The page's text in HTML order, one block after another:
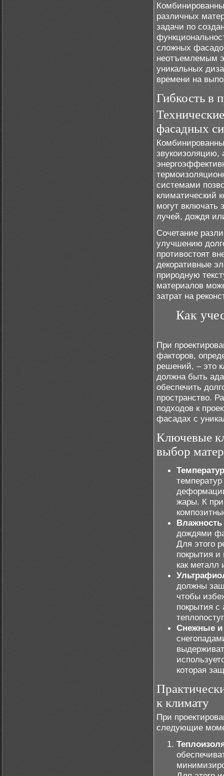
различных
задачи по
сложных
неотъемлемым
уникальных
времени на
Гибкость в
фасадных
системами
климатический
могут включать
лучей, дождя
Сочетание
улучшению
противостоят
декоративные
природную
материалов
затрат на
Как
При
факторов,
решений, – это
должна быть
обеспечить
пространство.
подходов к
фасадах с
Ключевые
выбор
жары. К
дождями
Для этого
покрытия
как металл
должны
чтобы
покрытия
Снежные и
которая
к климату
При
следующие